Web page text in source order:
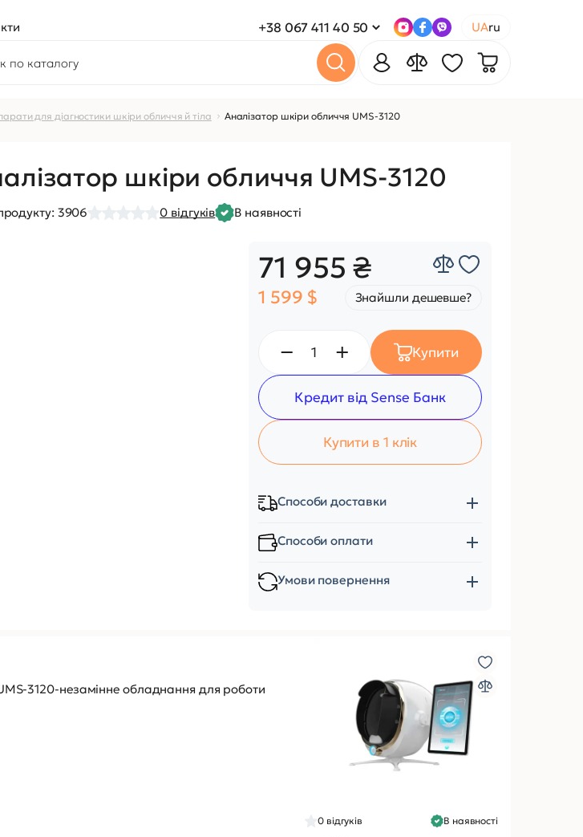
+38 067 411 40 50 UAru
для діагностики шкіри обличчя й тіла Аналізатор шкіри обличчя UMS-3120
шкіри обличчя UMS-3120
3906 0 відгуків В наявності
71 955 ₴
1 599 $ Знайшли дешевше?
Купити
Кредит від Sense Банк
Купити в 1 клік
Способи доставки
Способи оплати
Умови повернення
3120-незамінне обладнання для роботи
0 відгуків
В наявності